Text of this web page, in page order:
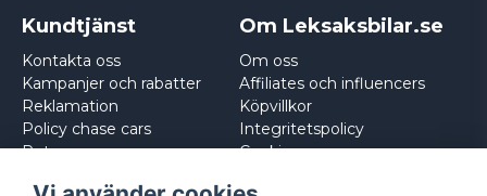
Kundtjänst
Kontakta oss
Kampanjer och rabatter
Reklamation
Policy chase cars
Returnera
Om Leksaksbilar.se
Om oss
Affiliates och influencers
Köpvillkor
Integritetspolicy
Cookies